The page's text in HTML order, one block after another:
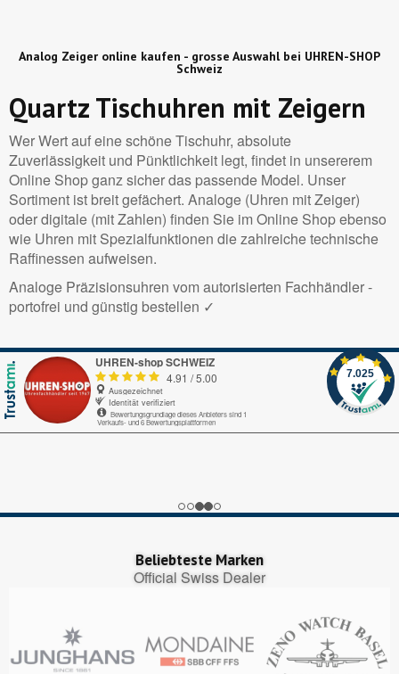
Analog Zeiger online kaufen - grosse Auswahl bei UHREN-SHOP
Schweiz
Quartz Tischuhren mit Zeigern
Wer Wert auf eine schöne Tischuhr, absolute
Zuverlässigkeit und Pünktlichkeit legt, findet in unsererem
Online Shop ganz sicher das passende Model. Unser
Sortiment ist breit gefächert. Analoge (Uhren mit Zeiger)
oder digitale (mit Zahlen) finden Sie im Online Shop ebenso
wie Uhren mit Spezialfunktionen die zahlreiche technische
Raffinessen aufweisen.
Analoge Präzisionsuhren vom autorisierten Fachhändler -
portofrei und günstig bestellen ✓
UHREN-shop SCHWEIZ
4.91 /5.00
Ausgezeichnet
Identität verifiziert
Bewertungsgrundlage dieses Anbieters sind 1
Verkaufs- und 6 Bewertungsplattformen
7.025
Beliebteste Marken
Official Swiss Dealer